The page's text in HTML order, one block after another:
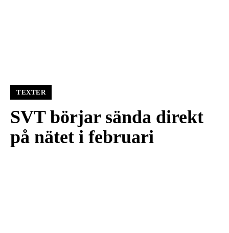
TEXTER
SVT börjar sända direkt
på nätet i februari